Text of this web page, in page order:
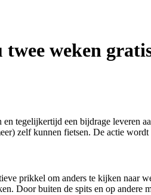
twee weken
tegelijkertijd een bijdrage leveren
zelf kunnen fietsen. De actie
prikkel om anders te kijken naar
Door buiten de spits en op